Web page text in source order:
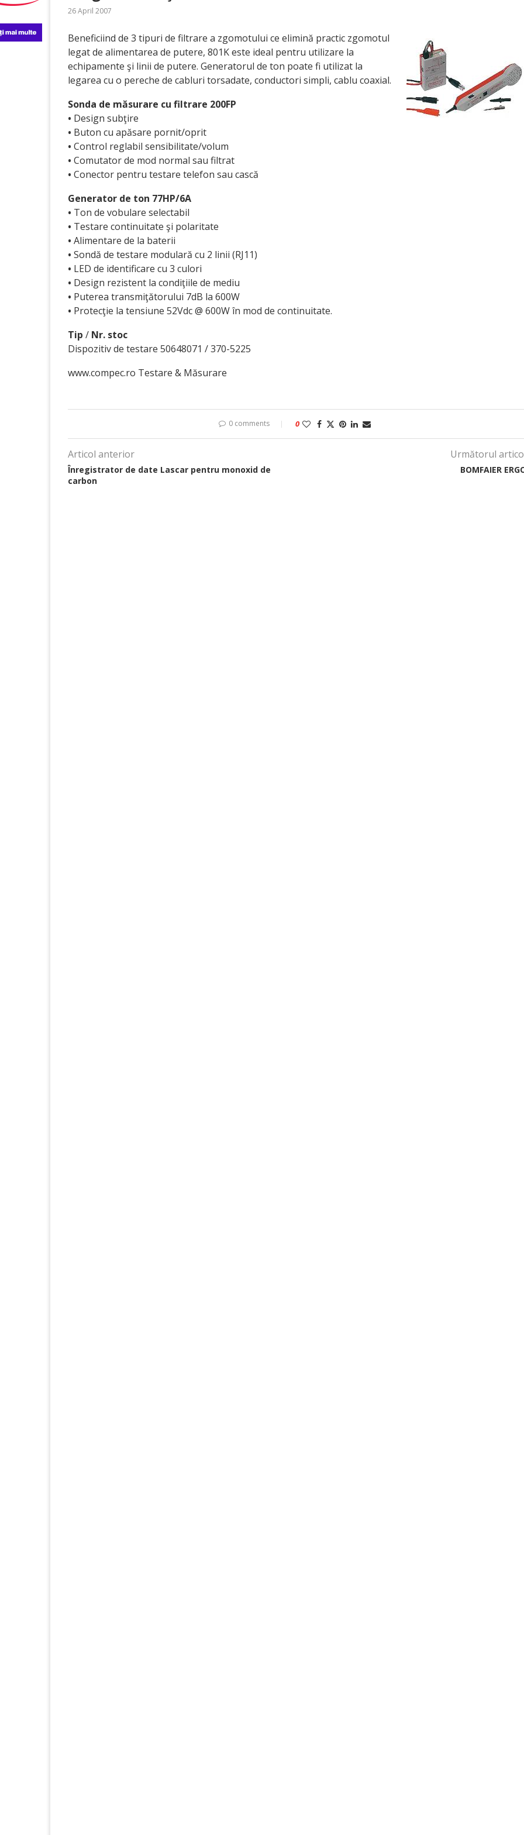
26 April 2007
Beneficiind de 3 tipuri de filtrare a zgomotului ce elimină practic zgomotul
legat de alimentarea de putere, 801K este ideal pentru utilizare la
echipamente şi linii de putere. Generatorul de ton poate fi utilizat la
legarea cu o pereche de cabluri torsadate, conductori simpli, cablu coaxial.
Sonda de măsurare cu filtrare 200FP
• Design subţire
• Buton cu apăsare pornit/oprit
• Control reglabil sensibilitate/volum
• Comutator de mod normal sau filtrat
• Conector pentru testare telefon sau cască
Generator de ton 77HP/6A
• Ton de vobulare selectabil
• Testare continuitate şi polaritate
• Alimentare de la baterii
• Sondă de testare modulară cu 2 linii (RJ11)
• LED de identificare cu 3 culori
• Design rezistent la condiţiile de mediu
• Puterea transmiţătorului 7dB la 600W
• Protecţie la tensiune 52Vdc @ 600W în mod de continuitate.
Tip / Nr. stoc
Dispozitiv de testare 50648071 / 370-5225
www.compec.ro Testare & Măsurare
0 comments 0
Articol anterior
Înregistrator de date Lascar pentru monoxid de
carbon
Următorul
BOMFAIER